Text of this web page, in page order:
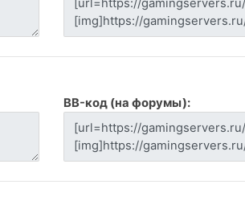
BB-код (на форумы):